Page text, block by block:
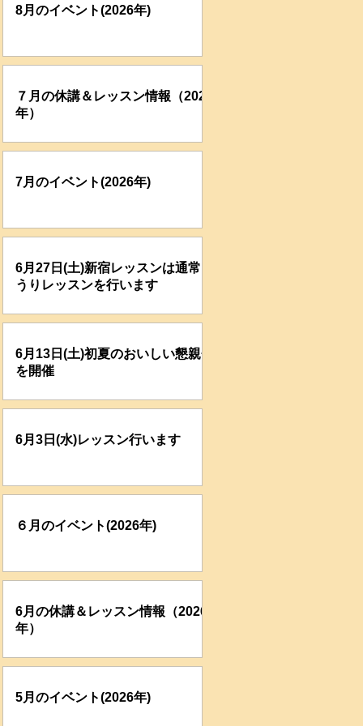
8月のイベント(2026年)
７月の休講＆レッスン情報（2026
年）
7月のイベント(2026年)
6月27日(土)新宿レッスンは通常ど
うりレッスンを行います
6月13日(土)初夏のおいしい懇親会
を開催
6月3日(水)レッスン行います
６月のイベント(2026年)
6月の休講＆レッスン情報（2026
年）
5月のイベント(2026年)